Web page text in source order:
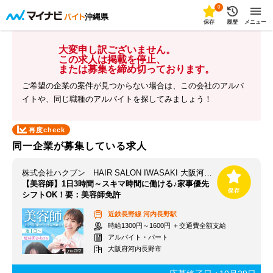
沖縄県
0
保存 履歴 メニュー
大変申し訳ございません。
この求人は掲載を停止、
または募集を締め切っております。
ご希望の企業の案件が見つからない場合は、この会社のアルバ
イトや、同じ職種のアルバイトを探してみましょう！
再度check
同一企業が募集している求人
株式会社ハクブン HAIR SALON IWASAKI 大阪河内長野店
【美容師】1日3時間～スキマ時間に働ける♪家事優先
シフトOK！要：美容師免許
近鉄長野線 河内長野駅
時給1300円～1600円 ＋交通費全額支給
アルバイト・パート
大阪府河内長野市